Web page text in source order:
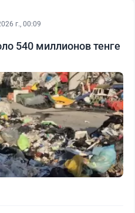
г., 00:09
540 миллионов тенге